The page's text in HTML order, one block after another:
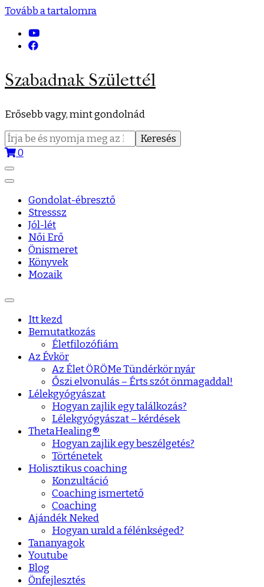
Tovább a tartalomra
Szabadnak Születtél
Erősebb vagy, mint gondolnád
Keresés:
0
Gondolat-ébresztő
Stresssz
Jól-lét
Női Erő
Önismeret
Könyvek
Mozaik
Itt kezd
Bemutatkozás
Életfilozófiám
Az Évkör
Az Élet ÖRÖMe Tündérkör nyár
Őszi elvonulás – Érts szót önmagaddal!
Lélekgyógyászat
Hogyan zajlik egy találkozás?
Lélekgyógyászat – kérdések
ThetaHealing®
Hogyan zajlik egy beszélgetés?
Történetek
Holisztikus coaching
Konzultáció
Coaching ismertető
Coaching
Ajándék Neked
Hogyan urald a félénkséged?
Tananyagok
Youtube
Blog
Önfejlesztés